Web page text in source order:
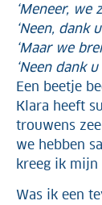
‘Meneer, we
‘Neen, dank
‘Maar we
‘Neen dank u
Een beetje
Klara heeft
trouwens
we hebben
kreeg ik mijn
Was ik een